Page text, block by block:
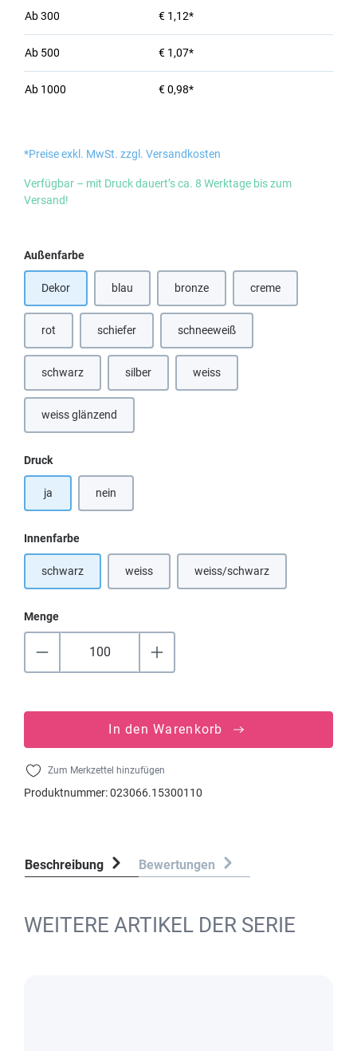
Ab300 € 1,12*
Ab 500 € 1,07*
Ab 1000 € 0,98*
*Preise exkl. MwSt. zzgl. Versandkosten
Verfügbar – mit Druck dauert’s ca. 8 Werktage bis zum
Versand!
Außenfarbeauswählen
Dekor blau(Diese Option ist zurzeit nicht verfügbar.)
bronze(Diese Option ist zurzeit nicht
creme(Diese Option ist
rot schiefer schneeweiß
schwarz silber weiss(Diese Option ist zurzeit nicht
weiss glänzend(Diese Option ist zurzeit nicht verfügbar.)
Druckauswählen
ja nein
Innenfarbeauswählen
schwarz weiss(Diese Option ist zurzeit nicht verfügbar.)
weiss/schwarz(Diese Option ist zurzeit
Menge
In den Warenkorb
Zum Merkzettel hinzufügen
Produktnummer:023066.15300110
Beschreibung Bewertungen
WEITERE ARTIKEL DER SERIE